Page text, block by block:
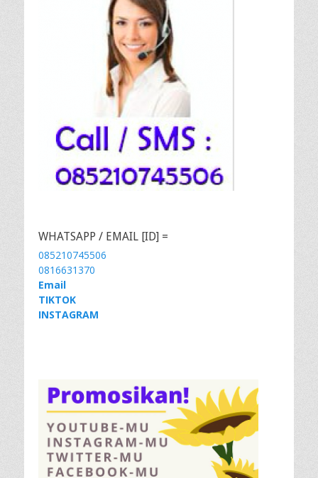
WHATSAPP / EMAIL [ID] =
085210745506
0816631370
Email
TIKTOK
INSTAGRAM